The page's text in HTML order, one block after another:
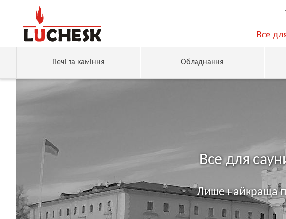
Все
Печі та каміння Обладнання
Все для
Лише найкраща